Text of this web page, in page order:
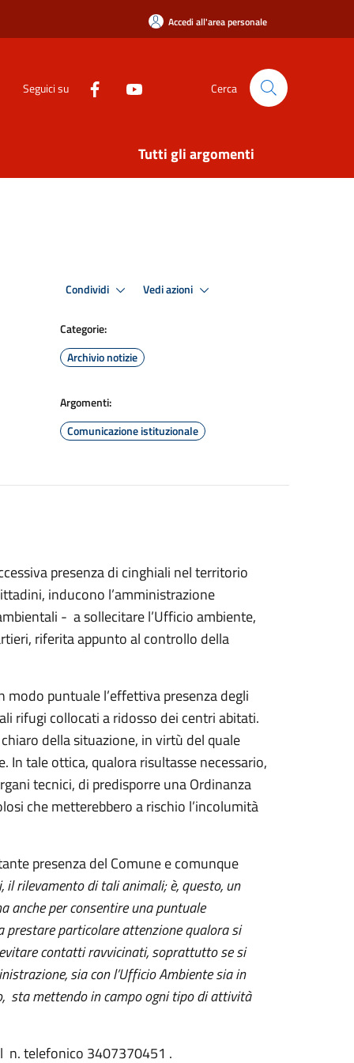
Accedi all'area personale
Seguici su Cerca
Tutti gli argomenti
Condividi Vedi azioni
Categorie:
Archivio notizie
Argomenti:
Comunicazione istituzionale
presenza di cinghiali nel territorio
inducono l’amministrazione
- a sollecitare l’Ufficio ambiente,
riferita appunto al controllo della
puntuale l’effettiva presenza degli
rifugi collocati a ridosso dei centri abitati.
della situazione, in virtù del quale
In tale ottica, qualora risultasse necessario,
tecnici, di predisporre una Ordinanza
che metterebbero a rischio l’incolumità
presenza del Comune e comunque
il rilevamento di tali animali; è, questo, un
per consentire una puntuale
prestare particolare attenzione qualora si
contatti ravvicinati, soprattutto se si
sia con l’Ufficio Ambiente sia in
sta mettendo in campo ogni tipo di attività
n. telefonico 3407370451 .